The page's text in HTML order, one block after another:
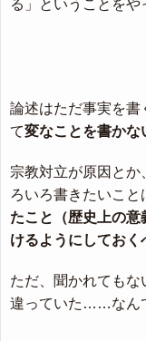
る」ということをや
論述はただ事実を書
て変なことを書かな
宗教対立が原因と
ろいろ書きたいこと
たこと（歴史上の
けるようにしておく
ただ、聞かれてもな
違っていた……なん